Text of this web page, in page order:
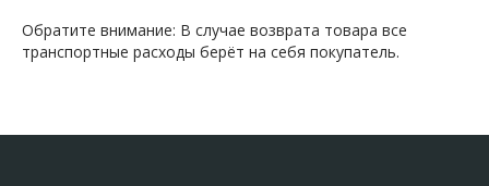
Обратите внимание: В случае возврата товара все
транспортные расходы берёт на себя покупатель.